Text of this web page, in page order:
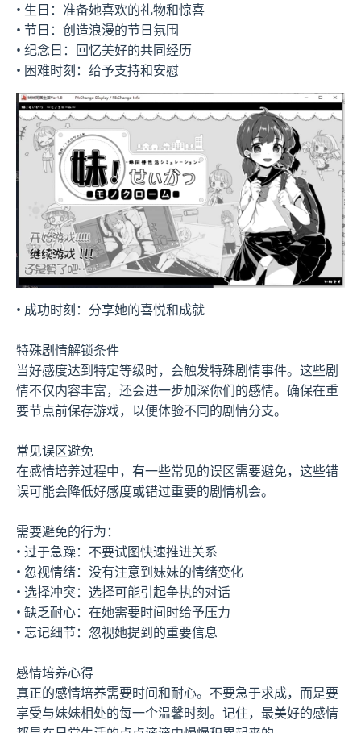
• 生日：准备她喜欢的礼物和惊喜
• 节日：创造浪漫的节日氛围
• 纪念日：回忆美好的共同经历
• 困难时刻：给予支持和安慰
• 成功时刻：分享她的喜悦和成就
特殊剧情解锁条件
当好感度达到特定等级时，会触发特殊剧情事件。这些剧
情不仅内容丰富，还会进一步加深你们的感情。确保在重
要节点前保存游戏，以便体验不同的剧情分支。
常见误区避免
在感情培养过程中，有一些常见的误区需要避免，这些错
误可能会降低好感度或错过重要的剧情机会。
需要避免的行为：
• 过于急躁：不要试图快速推进关系
• 忽视情绪：没有注意到妹妹的情绪变化
• 选择冲突：选择可能引起争执的对话
• 缺乏耐心：在她需要时间时给予压力
• 忘记细节：忽视她提到的重要信息
感情培养心得
真正的感情培养需要时间和耐心。不要急于求成，而是要
享受与妹妹相处的每一个温馨时刻。记住，最美好的感情